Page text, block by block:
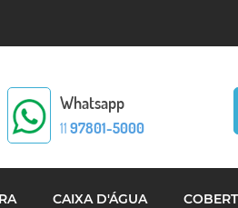
Whatsapp
11 97801-5000
CAIXA D'ÁGUA